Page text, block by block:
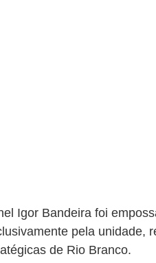
Igor Bandeira foi
pela unidade,
de Rio Branco.